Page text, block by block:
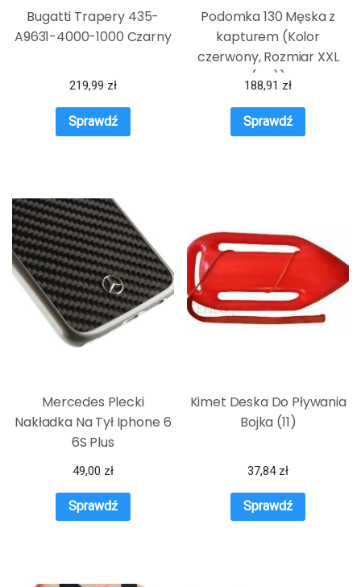
Bugatti Trapery 435-
A9631-4000-1000 Czarny
219,99 zł
Sprawdź
Podomka 130 Męska z
kapturem (Kolor
czerwony, Rozmiar XXL
(44))
188,91 zł
Sprawdź
Mercedes Plecki
Nakładka Na Tył Iphone 6
6S Plus
49,00 zł
Sprawdź
Kimet Deska Do Pływania
Bojka (11)
37,84 zł
Sprawdź